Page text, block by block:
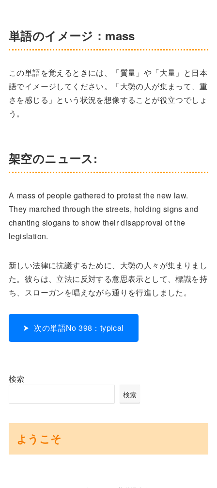
単語のイメージ：mass
この単語を覚えるときには、「質量」や「大量」と日本
語でイメージしてください。「大勢の人が集まって、重
さを感じる」という状況を想像することが役立つでしょ
う。
架空のニュース:
A mass of people gathered to protest the new law.
They marched through the streets, holding signs and
chanting slogans to show their disapproval of the
legislation.
新しい法律に抗議するために、大勢の人々が集まりまし
た。彼らは、立法に反対する意思表示として、標識を持
ち、スローガンを唱えながら通りを行進しました。
次の単語No 398：typical
検索
検索
ようこそ